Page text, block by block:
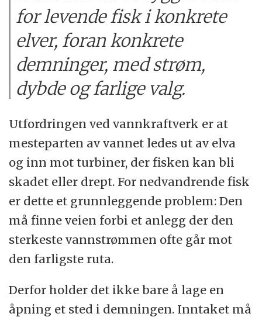
for levende fisk i konkrete
elver, foran konkrete
demninger, med strøm,
dybde og farlige valg.
Utfordringen ved vannkraftverk er at
mesteparten av vannet ledes ut av elva
og inn mot turbiner, der fisken kan bli
skadet eller drept. For nedvandrende fisk
er dette et grunnleggende problem: Den
må finne veien forbi et anlegg der den
sterkeste vannstrømmen ofte går mot
den farligste ruta.
Derfor holder det ikke bare å lage en
åpning et sted i demningen. Inntaket må